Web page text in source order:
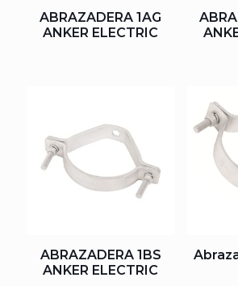
ABRAZADERA 1AG
ANKER ELECTRIC
ABRAZADERA 1BS
ANKER ELECTRIC